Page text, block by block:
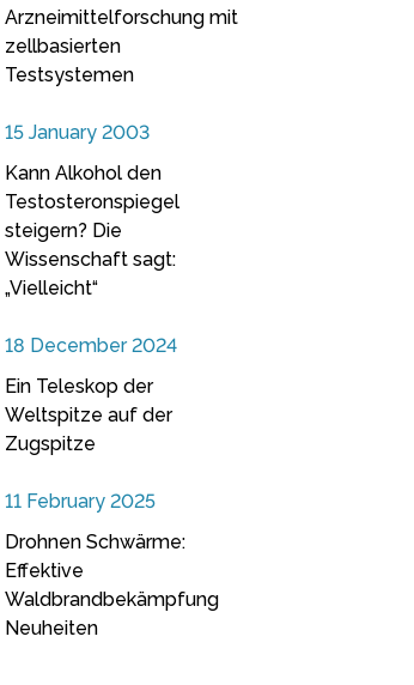
Arzneimittelforschung mit
zellbasierten
Testsystemen
15 January 2003
Kann Alkohol den
Testosteronspiegel
steigern? Die
Wissenschaft sagt:
„Vielleicht“
18 December 2024
Ein Teleskop der
Weltspitze auf der
Zugspitze
11 February 2025
Drohnen Schwärme:
Effektive
Waldbrandbekämpfung
Neuheiten